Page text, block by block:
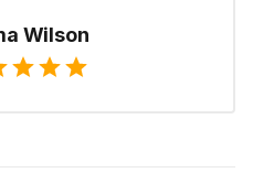
Wilson